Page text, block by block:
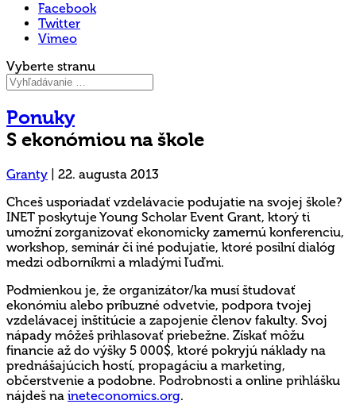
Facebook
Twitter
Vimeo
Vyberte stranu
Ponuky
S ekonómiou na škole
Granty
22. augusta 2013
Chceš usporiadať vzdelávacie podujatie na svojej škole?
INET poskytuje Young Scholar Event Grant, ktorý ti
umožní zorganizovať ekonomicky zamernú konferenciu,
workshop, seminár či iné podujatie, ktoré posilní dialóg
medzi odborníkmi a mladými ľuďmi.
Podmienkou je, že organizátor/ka musí študovať
ekonómiu alebo príbuzné odvetvie, podpora tvojej
vzdelávacej inštitúcie a zapojenie členov fakulty. Svoj
nápady môžeš prihlasovať priebežne. Získať môžu
financie až do výšky 5 000$, ktoré pokryjú náklady na
prednášajúcich hostí, propagáciu a marketing,
občerstvenie a podobne. Podrobnosti a online prihlášku
nájdeš na ineteconomics.org.